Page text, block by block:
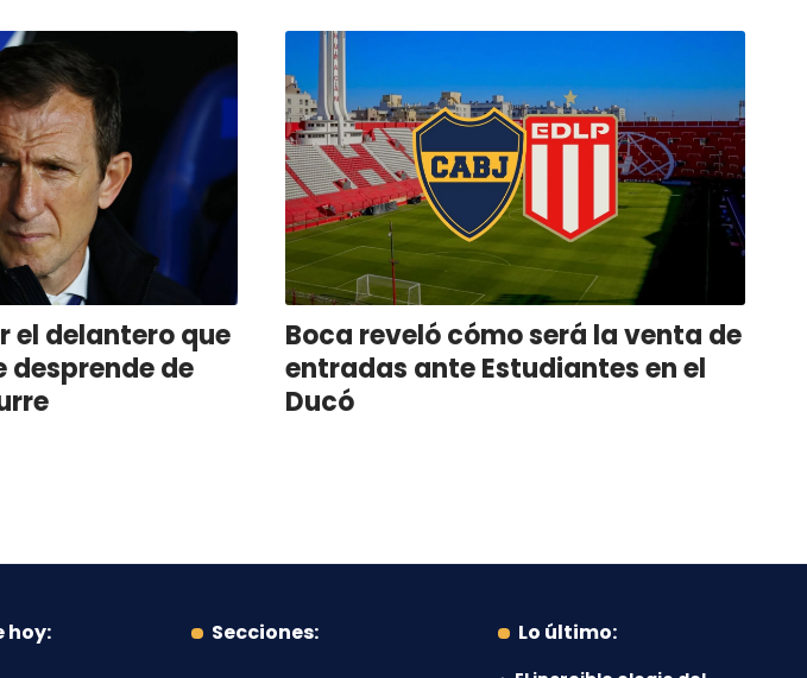
el delantero que
desprende de
Boca reveló cómo será la venta de
entradas ante Estudiantes en el
Ducó
hoy: Secciones: Lo último: